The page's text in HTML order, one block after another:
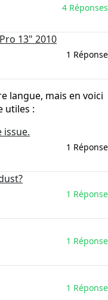
4 Réponses
13" 2010
1 Réponse
langue, mais en voici
utiles :
issue.
1 Réponse
1 Réponse
1 Réponse
1 Réponse